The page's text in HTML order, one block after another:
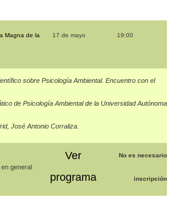
Magna de la 17 de mayo 19:00
sobre Psicología Ambiental. Encuentro con el
de Psicología Ambiental de la Universidad Autónoma
José Antonio Corraliza.
en general
Ver
programa
No es necesario
inscripción